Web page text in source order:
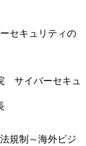
セキュリティの
サイバーセキュ
規制～海外ビジ